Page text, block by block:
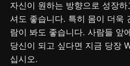
자신이 원하는 방향으로 성장
셔도 좋습니다. 특히 몸이 더욱
람이 봐도 좋습니다. 사람들 앞
당신이 되고 싶다면 지금 당장
십시오.